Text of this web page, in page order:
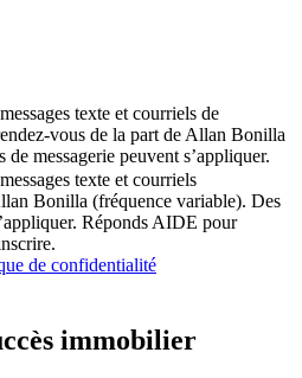
texte et courriels de
vous de la part de Allan Bonilla
messagerie peuvent s’appliquer.
texte et courriels
Bonilla (fréquence variable). Des
Réponds AIDE pour
de confidentialité
immobilier